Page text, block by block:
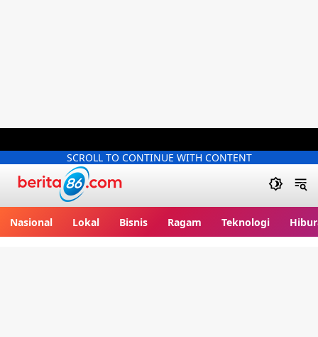
SCROLL TO CONTINUE WITH CONTENT
Nasional Lokal Bisnis Ragam Teknologi